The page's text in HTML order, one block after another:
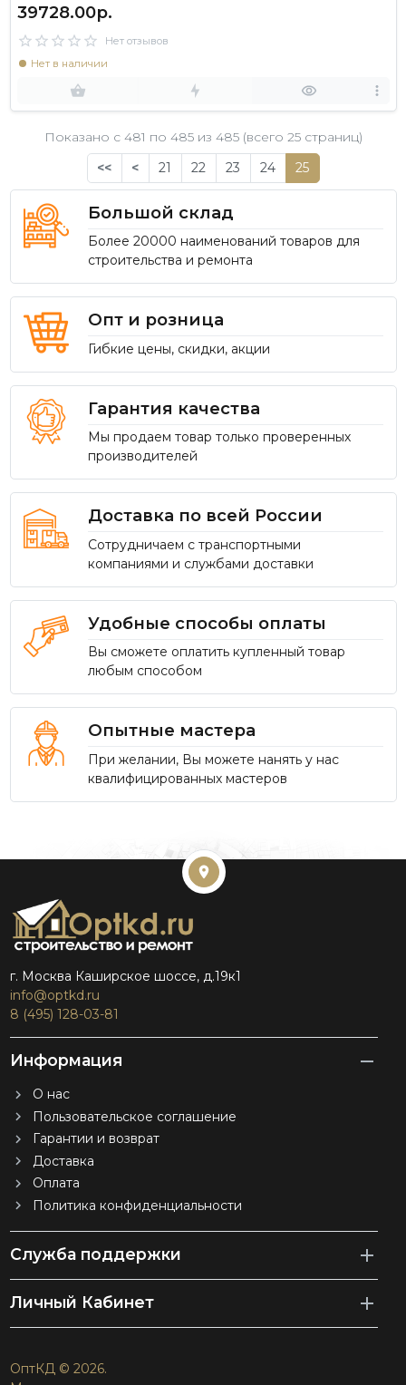
39728.00р.
Нет отзывов
Нет в наличии
Показано с 481 по 485из 485 (всего 25 страниц)
<<
< 21 22 23 24 25
Большой склад
Более 20000 наименований товаров для
строительства и ремонта
Опт и розница
Гибкие цены, скидки, акции
Гарантия качества
Мы продаем товар только проверенных
производителей
Доставка по всей России
Сотрудничаем с транспортными
компаниями и службами доставки
Удобные способы оплаты
Вы сможете оплатить купленный товар
любым способом
Опытные мастера
При желании, Вы можете нанять у нас
квалифицированных мастеров
г. Москва Каширское шоссе, д.19к1
info@optkd.ru
8 (495) 128-03-81
Информация
О нас
Пользовательское соглашение
Гарантии и возврат
Доставка
Оплата
Политика конфиденциальности
Служба поддержки
Личный Кабинет
ОптКД © 2026.